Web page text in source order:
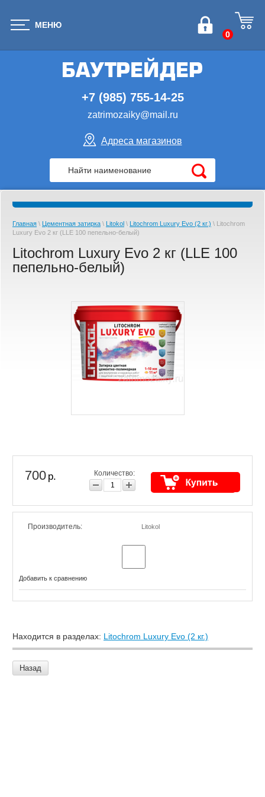
МЕНЮ
0
+7 (985) 755-14-25
zatrimozaiky@mail.ru
Адреса магазинов
Главная \ Цементная затирка \ Litokol \ Litochrom Luxury Evo (2 кг.) \ Litochrom
Luxury Evo 2 кг (LLE 100 пепельно-белый)
Litochrom Luxury Evo 2 кг (LLE 100
пепельно-белый)
700 р. Количество:
Производитель: Litokol
Добавить к сравнению
Находится в разделах: Litochrom Luxury Evo (2 кг.)
Назад